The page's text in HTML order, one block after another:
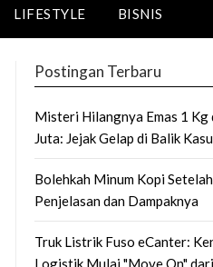
LIFESTYLE BISNIS
Postingan Terbaru
Misteri Hilangnya Emas 1 Kg
Juta: Jejak Gelap di Balik
Bolehkah Minum Kopi
Penjelasan dan Dampaknya
Truk Listrik Fuso eCanter:
Logistik Mulai "Move On"